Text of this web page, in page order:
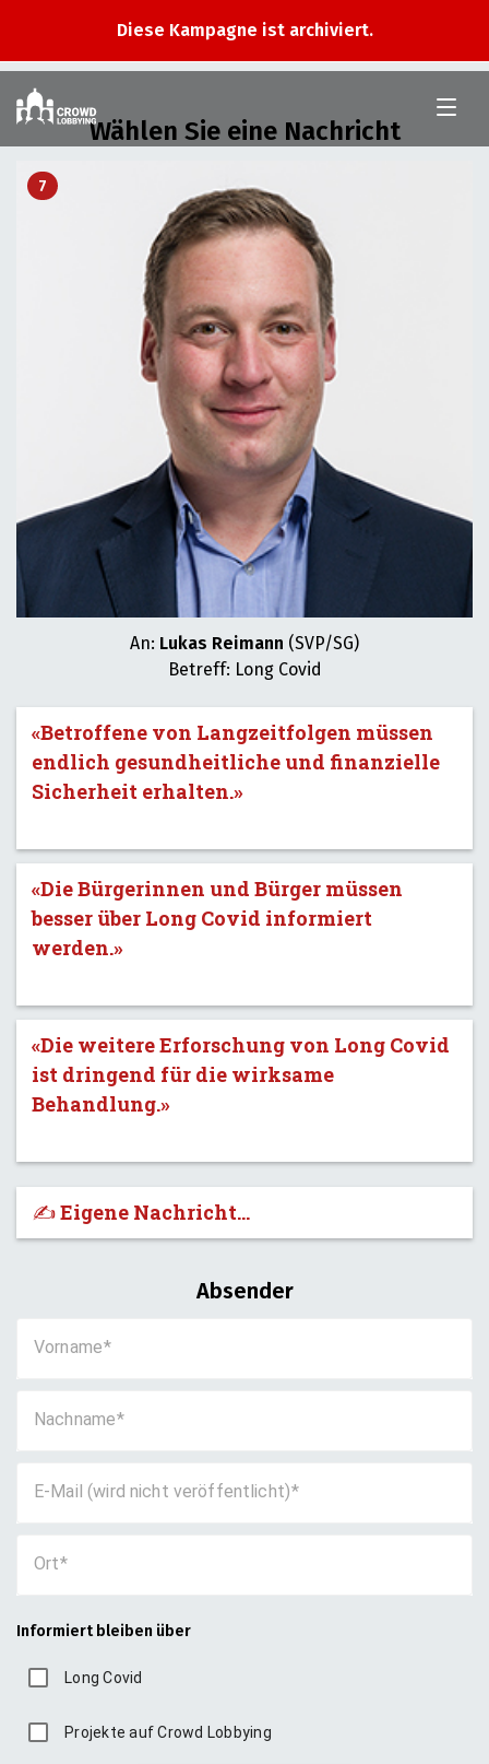
Diese Kampagne ist archiviert.
Wählen Sie eine Nachricht
7
An: Lukas Reimann (SVP/SG)
Betreff: Long Covid
«Betroffene von Langzeitfolgen müssen
endlich gesundheitliche und finanzielle
Sicherheit erhalten.»
«Die Bürgerinnen und Bürger müssen
besser über Long Covid informiert
werden.»
«Die weitere Erforschung von Long Covid
ist dringend für die wirksame
Behandlung.»
✍️ Eigene Nachricht...
Absender
Vorname
Nachname
E-Mail (wird nicht veröffentlicht)
Ort
Informiert bleiben über
Long Covid
Projekte auf Crowd Lobbying